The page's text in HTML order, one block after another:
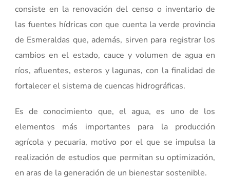
consiste en la renovación del censo o inventario de
las fuentes hídricas con que cuenta la verde provincia
de Esmeraldas que, además, sirven para registrar los
cambios en el estado, cauce y volumen de agua en
ríos, afluentes, esteros y lagunas, con la finalidad de
fortalecer el sistema de cuencas hidrográficas.
Es de conocimiento que, el agua, es uno de los
elementos más importantes para la producción
agrícola y pecuaria, motivo por el que se impulsa la
realización de estudios que permitan su optimización,
en aras de la generación de un bienestar sostenible.